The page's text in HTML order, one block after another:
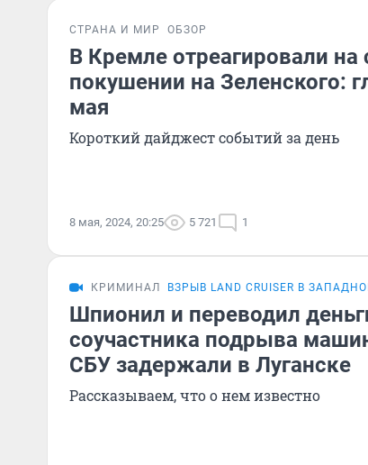
СТРАНА И МИР ОБЗОР
В Кремле отреагировали
покушении на Зеленского:
мая
Короткий дайджест событий за день
8 мая, 2024, 20:25 5 721 1
КРИМИНАЛ ВЗРЫВ LAND CRUISER В
Шпионил и переводил
соучастника подрыва
СБУ задержали в Луганске
Рассказываем, что о нем известно